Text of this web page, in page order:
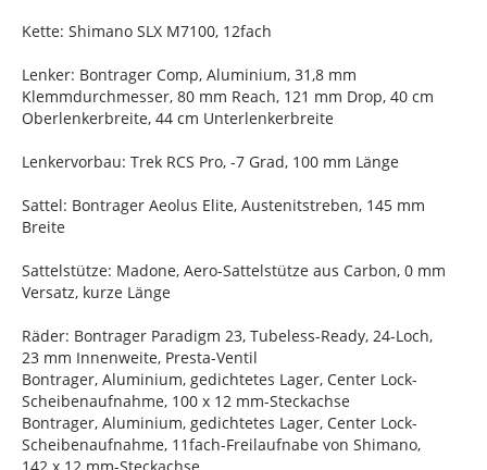
Kette: Shimano SLX M7100, 12fach
Lenker: Bontrager Comp, Aluminium, 31,8 mm
Klemmdurchmesser, 80 mm Reach, 121 mm Drop, 40 cm
Oberlenkerbreite, 44 cm Unterlenkerbreite
Lenkervorbau: Trek RCS Pro, -7 Grad, 100 mm Länge
Sattel: Bontrager Aeolus Elite, Austenitstreben, 145 mm
Breite
Sattelstütze: Madone, Aero-Sattelstütze aus Carbon, 0 mm
Versatz, kurze Länge
Räder: Bontrager Paradigm 23, Tubeless-Ready, 24-Loch,
23 mm Innenweite, Presta-Ventil
Bontrager, Aluminium, gedichtetes Lager, Center Lock-
Scheibenaufnahme, 100 x 12 mm-Steckachse
Bontrager, Aluminium, gedichtetes Lager, Center Lock-
Scheibenaufnahme, 11fach-Freilaufnabe von Shimano,